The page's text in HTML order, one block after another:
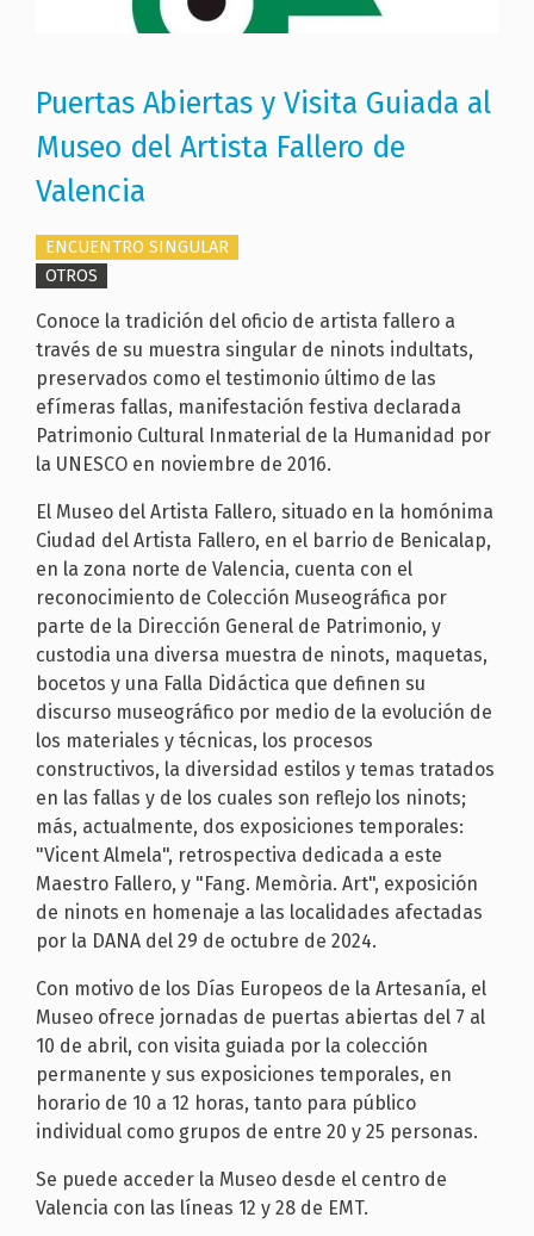
Puertas Abiertas y Visita Guiada al
Museo del Artista Fallero de
Valencia
ENCUENTRO SINGULAR
OTROS
Conoce la tradición del oficio de artista fallero a
través de su muestra singular de ninots indultats,
preservados como el testimonio último de las
efímeras fallas, manifestación festiva declarada
Patrimonio Cultural Inmaterial de la Humanidad por
la UNESCO en noviembre de 2016.
El Museo del Artista Fallero, situado en la homónima
Ciudad del Artista Fallero, en el barrio de Benicalap,
en la zona norte de Valencia, cuenta con el
reconocimiento de Colección Museográfica por
parte de la Dirección General de Patrimonio, y
custodia una diversa muestra de ninots, maquetas,
bocetos y una Falla Didáctica que definen su
discurso museográfico por medio de la evolución de
los materiales y técnicas, los procesos
constructivos, la diversidad estilos y temas tratados
en las fallas y de los cuales son reflejo los ninots;
más, actualmente, dos exposiciones temporales:
"Vicent Almela", retrospectiva dedicada a este
Maestro Fallero, y "Fang. Memòria. Art", exposición
de ninots en homenaje a las localidades afectadas
por la DANA del 29 de octubre de 2024.
Con motivo de los Días Europeos de la Artesanía, el
Museo ofrece jornadas de puertas abiertas del 7 al
10 de abril, con visita guiada por la colección
permanente y sus exposiciones temporales, en
horario de 10 a 12 horas, tanto para público
individual como grupos de entre 20 y 25 personas.
Se puede acceder la Museo desde el centro de
Valencia con las líneas 12 y 28 de EMT.